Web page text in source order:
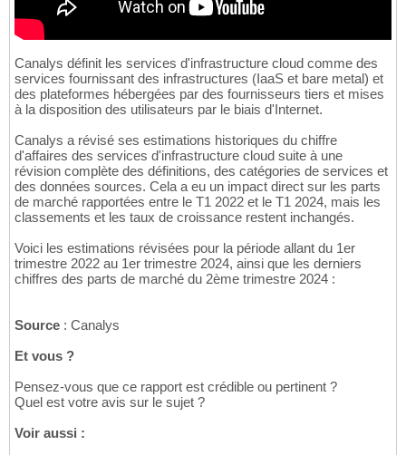
Canalys définit les services d'infrastructure cloud comme des
services fournissant des infrastructures (IaaS et bare metal) et
des plateformes hébergées par des fournisseurs tiers et mises
à la disposition des utilisateurs par le biais d'Internet.
Canalys a révisé ses estimations historiques du chiffre
d'affaires des services d'infrastructure cloud suite à une
révision complète des définitions, des catégories de services et
des données sources. Cela a eu un impact direct sur les parts
de marché rapportées entre le T1 2022 et le T1 2024, mais les
classements et les taux de croissance restent inchangés.
Voici les estimations révisées pour la période allant du 1er
trimestre 2022 au 1er trimestre 2024, ainsi que les derniers
chiffres des parts de marché du 2ème trimestre 2024 :
Source : Canalys
Et vous ?
Pensez-vous que ce rapport est crédible ou pertinent ?
Quel est votre avis sur le sujet ?
Voir aussi :